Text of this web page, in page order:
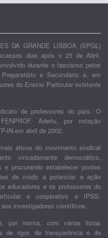
DA GRANDE LISBOA (SPGL)
dias após o 25 de Abril,
durante o fascismo pelos
e Secundário e, em
do Ensino Particular existente
de professores do país. O
Aderiu, por votação
IN em abril de 2002.
ativos do movimento sindical
vincadamente democrático,
procurando estabelecer pontes
de modo a potenciar a ação
educadores e os professores do
e cooperativo e IPSS.
investigadores científicos.
por norma, com várias listas
de rigor, de transparência e de